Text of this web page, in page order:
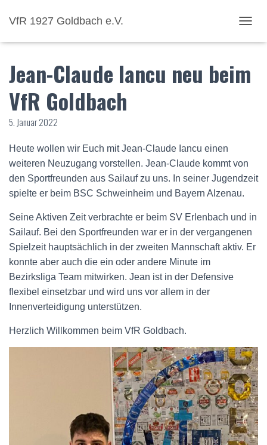
VfR 1927 Goldbach e.V.
Jean-Claude Iancu neu beim
VfR Goldbach
5. Januar 2022
Heute wollen wir Euch mit Jean-Claude Iancu einen
weiteren Neuzugang vorstellen. Jean-Claude kommt von
den Sportfreunden aus Sailauf zu uns. In seiner Jugendzeit
spielte er beim BSC Schweinheim und Bayern Alzenau.
Seine Aktiven Zeit verbrachte er beim SV Erlenbach und in
Sailauf. Bei den Sportfreunden war er in der vergangenen
Spielzeit hauptsächlich in der zweiten Mannschaft aktiv. Er
konnte aber auch die ein oder andere Minute im
Bezirksliga Team mitwirken. Jean ist in der Defensive
flexibel einsetzbar und wird uns vor allem in der
Innenverteidigung unterstützen.
Herzlich Willkommen beim VfR Goldbach.